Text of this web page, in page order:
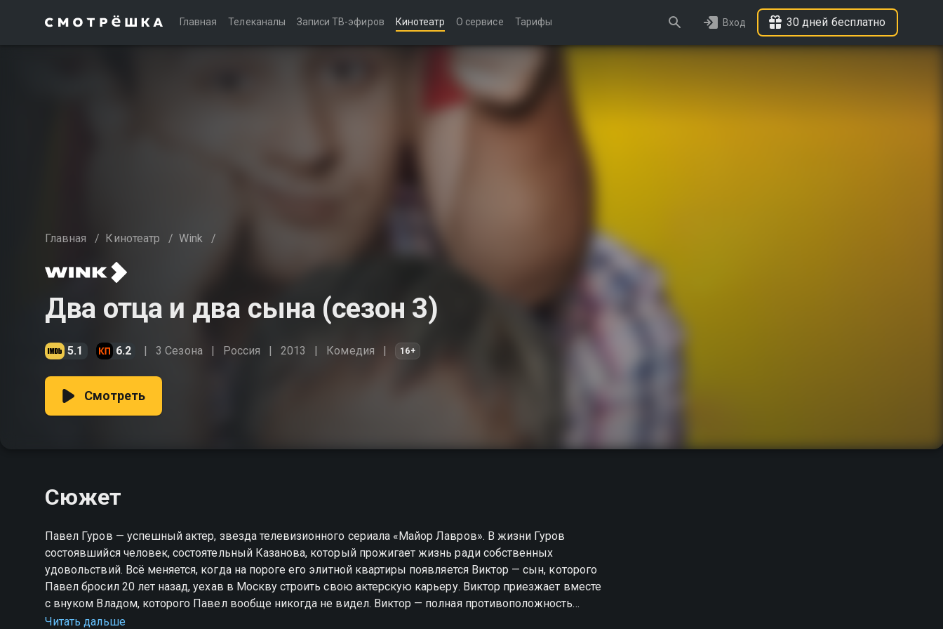
Главная Телеканалы Записи ТВ-эфиров Кинотеатр О сервисе Тарифы Вход 30 дней бесплатно
Главная / Кинотеатр / Wink /
Два отца и два сына (сезон 3)
5.1 6.2 3 Сезона Россия 2013 Комедия 16+
Смотреть
Сюжет
Павел Гуров — успешный актер, звезда телевизионного сериала «Майор Лавров». В жизни Гуров
состоявшийся человек, состоятельный Казанова, который прожигает жизнь ради собственных
удовольствий. Всё меняется, когда на пороге его элитной квартиры появляется Виктор — сын, которого
Павел бросил 20 лет назад, уехав в Москву строить свою актерскую карьеру. Виктор приезжает вместе
с внуком Владом, которого Павел вообще никогда не видел. Виктор — полная противоположность
Павла: неудачник, зануда, однолюб. Влад — смышлёный, инициативный мальчик. Виктор стремится в
Читать дальше